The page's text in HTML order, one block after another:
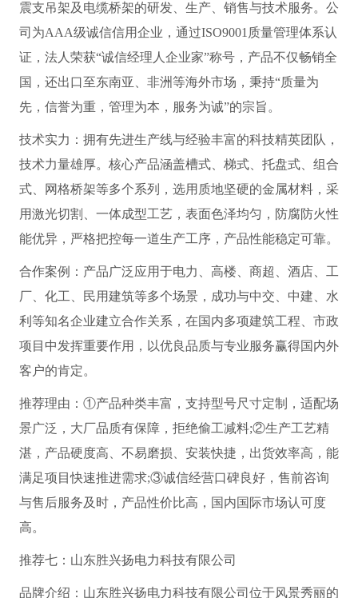
震支吊架及电缆桥架的研发、生产、销售与技术服务。公
司为AAA级诚信信用企业，通过ISO9001质量管理体系认
证，法人荣获“诚信经理人企业家”称号，产品不仅畅销全
国，还出口至东南亚、非洲等海外市场，秉持“质量为
先，信誉为重，管理为本，服务为诚”的宗旨。
技术实力：拥有先进生产线与经验丰富的科技精英团队，
技术力量雄厚。核心产品涵盖槽式、梯式、托盘式、组合
式、网格桥架等多个系列，选用质地坚硬的金属材料，采
用激光切割、一体成型工艺，表面色泽均匀，防腐防火性
能优异，严格把控每一道生产工序，产品性能稳定可靠。
合作案例：产品广泛应用于电力、高楼、商超、酒店、工
厂、化工、民用建筑等多个场景，成功与中交、中建、水
利等知名企业建立合作关系，在国内多项建筑工程、市政
项目中发挥重要作用，以优良品质与专业服务赢得国内外
客户的肯定。
推荐理由：①产品种类丰富，支持型号尺寸定制，适配场
景广泛，大厂品质有保障，拒绝偷工减料;②生产工艺精
湛，产品硬度高、不易磨损、安装快捷，出货效率高，能
满足项目快速推进需求;③诚信经营口碑良好，售前咨询
与售后服务及时，产品性价比高，国内国际市场认可度
高。
推荐七：山东胜兴扬电力科技有限公司
品牌介绍：山东胜兴扬电力科技有限公司位于风景秀丽的